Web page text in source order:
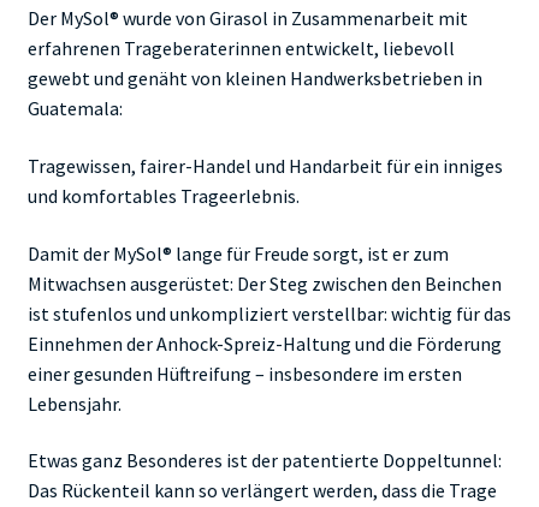
Der MySol® wurde von Girasol in Zusammenarbeit mit
erfahrenen Trageberaterinnen entwickelt, liebevoll
gewebt und genäht von kleinen Handwerksbetrieben in
Guatemala:
Tragewissen, fairer-Handel und Handarbeit für ein inniges
und komfortables Trageerlebnis.
Damit der MySol® lange für Freude sorgt, ist er zum
Mitwachsen ausgerüstet: Der Steg zwischen den Beinchen
ist stufenlos und unkompliziert verstellbar: wichtig für das
Einnehmen der Anhock-Spreiz-Haltung und die Förderung
einer gesunden Hüftreifung – insbesondere im ersten
Lebensjahr.
Etwas ganz Besonderes ist der patentierte Doppeltunnel:
Das Rückenteil kann so verlängert werden, dass die Trage